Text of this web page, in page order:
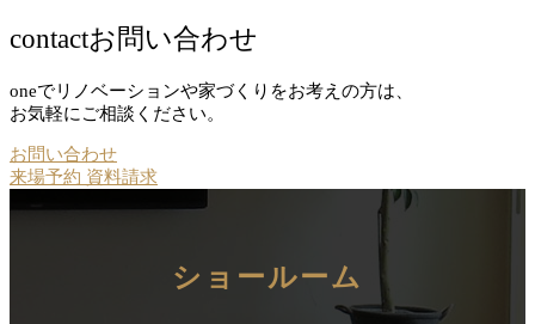
contactお問い合わせ
oneでリノベーションや家づくりをお考えの方は、
お気軽にご相談ください。
お問い合わせ
来場予約 資料請求
ショールーム